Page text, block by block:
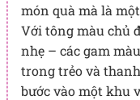
món quà mà là
Với tông màu chủ
nhẹ – các gam
trong trẻo và
bước vào một khu